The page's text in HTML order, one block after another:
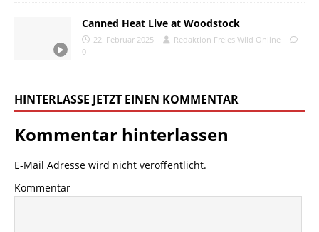
Canned Heat Live at Woodstock
22. Februar 2025
Redaktion Freies Wild Online
0
HINTERLASSE JETZT EINEN KOMMENTAR
Kommentar hinterlassen
E-Mail Adresse wird nicht veröffentlicht.
Kommentar